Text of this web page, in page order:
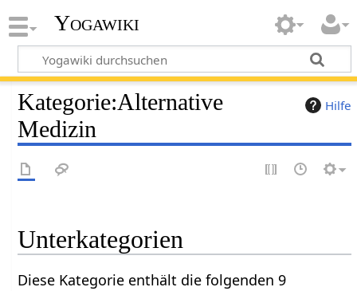
Yogawiki
Hilfe
Kategorie:Alternative
Medizin
Unterkategorien
Diese Kategorie enthält die folgenden 9